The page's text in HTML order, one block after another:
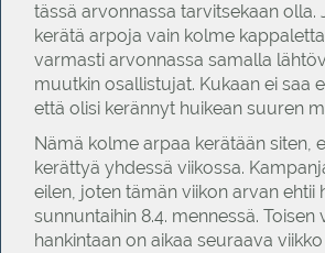
tässä arvonnassa tarvitsekaan olla.
kerätä arpoja vain kolme
varmasti arvonnassa samalla
muutkin osallistujat. Kukaan ei saa
että olisi kerännyt huikean suuren
Nämä kolme arpaa kerätään siten,
kerättyä yhdessä viikossa.
eilen, joten tämän viikon arvan ehtii
sunnuntaihin 8.4. mennessä. Toisen
hankintaan on aikaa seuraava viikko